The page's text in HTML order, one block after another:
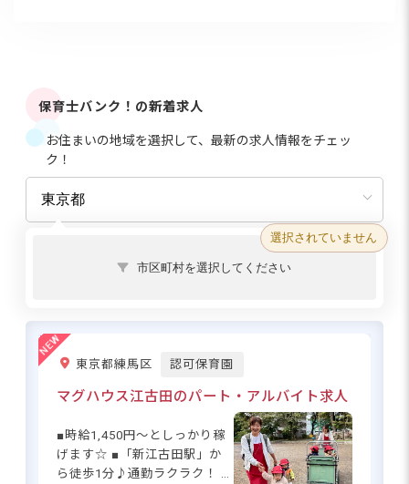
保育士バンク！の新着求人
お住まいの地域を選択して、最新の求人情報をチェッ
ク！
選択されていません
市区町村を選択してください
東京都練馬区 認可保育園
マグハウス江古田のパート・アルバイト求人
■時給1,450円～としっかり稼
げます☆ ■「新江古田駅」か
ら徒歩1分♪通勤ラクラク！ ■